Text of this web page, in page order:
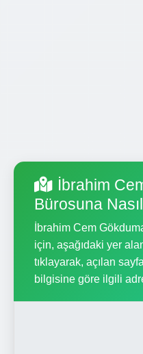
İbrahim
Bürosuna
İbrahim Cem
için, aşağıdaki yer
tıklayarak, açılan
bilgisine göre ilgili